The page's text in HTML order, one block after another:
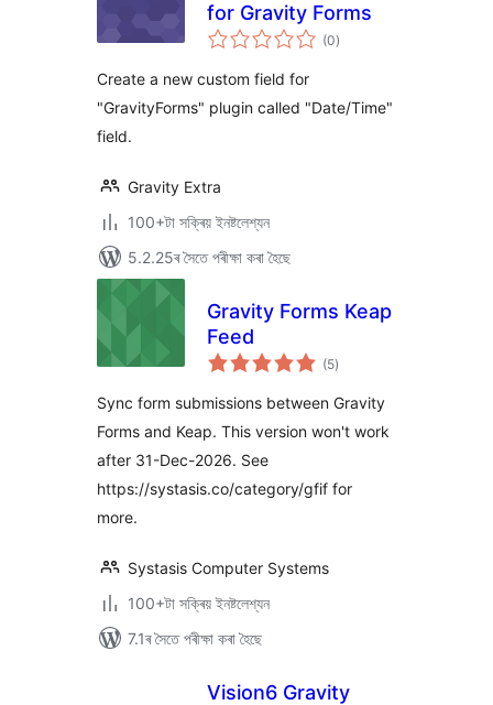
for Gravity Forms
(0টা
মুঠ)
Create a new custom field for
"GravityForms" plugin called "Date/Time"
field.
Gravity Extra
100+টা সক্ৰিয় ইনষ্টলেশ্যন
5.2.25ৰ সৈতে পৰীক্ষা কৰা হৈছে
Gravity Forms Keap
Feed
(5টা
মুঠ)
Sync form submissions between Gravity
Forms and Keap. This version won't work
after 31-Dec-2026. See
https://systasis.co/category/gfif for
more.
Systasis Computer Systems
100+টা সক্ৰিয় ইনষ্টলেশ্যন
7.1ৰ সৈতে পৰীক্ষা কৰা হৈছে
Vision6 Gravity